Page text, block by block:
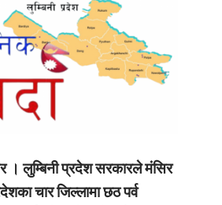
। लुम्बिनी प्रदेश सरकारले मंसिर
चार जिल्लामा छठ पर्व